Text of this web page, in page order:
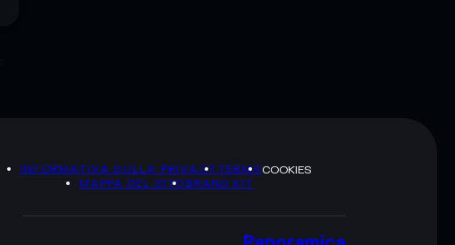
INFORMATIVA SULLA PRIVACYTERMSCOOKIES
MAPPA DEL SITOBRAND KIT